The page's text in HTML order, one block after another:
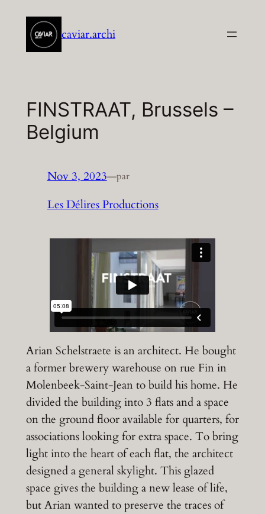
contenu
caviar.archi
FINSTRAAT, Brussels –
Belgium
Nov 3, 2023—par
Les Délires Productions
Arian Schelstraete is an architect. He bought
a former brewery warehouse on rue Fin in
Molenbeek-Saint-Jean to build his home. He
divided the building into 3 flats and a space
on the ground floor available for quarters, for
associations looking for extra space. To bring
light into the heart of each flat, the architect
designed a general skylight. This glazed
space gives the building a new lease of life,
but Arian wanted to preserve the traces of